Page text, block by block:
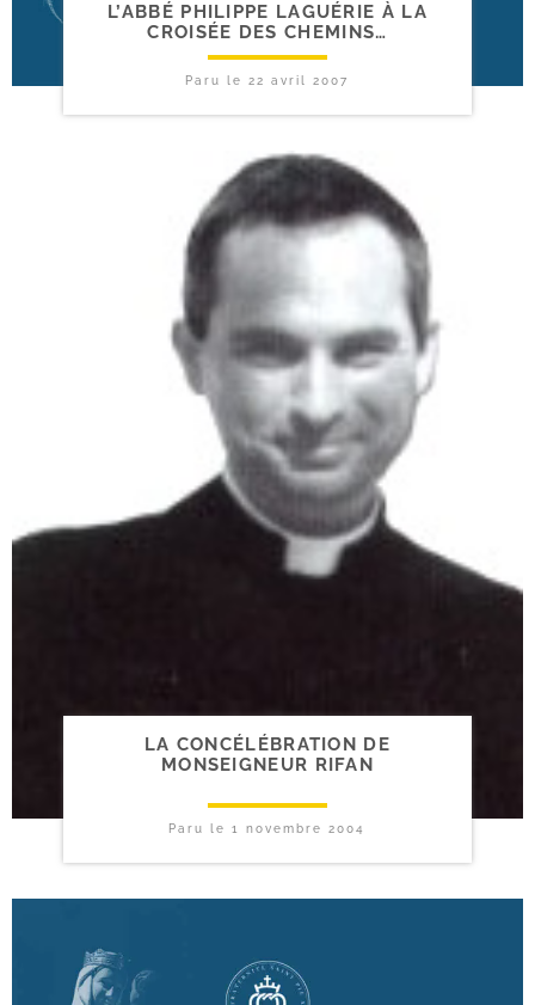
L’ABBÉ PHILIPPE LAGUÉRIE À LA
CROISÉE DES CHEMINS…
Paru le22 avril 2007
LA CONCÉLÉBRATION DE
MONSEIGNEUR RIFAN
Paru le1 novembre 2004